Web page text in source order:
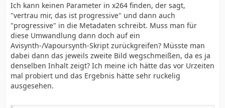
Ich kann keinen Parameter in x264 finden, der sagt,
"vertrau mir, das ist progressive" und dann auch
"progressive" in die Metadaten schreibt. Muss man für
diese Umwandlung dann doch auf ein
Avisynth-/Vapoursynth-Skript zurückgreifen? Müsste man
dabei dann das jeweils zweite Bild wegschmeißen, da es ja
denselben Inhalt zeigt? Ich meine ich hätte das vor Urzeiten
mal probiert und das Ergebnis hätte sehr ruckelig
ausgesehen.